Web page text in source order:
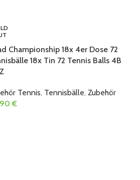
Championship 18x 4er Dose 72
18x Tin 72 Tennis Balls 4B
Tennis, Tennisbälle, Zubehör
€